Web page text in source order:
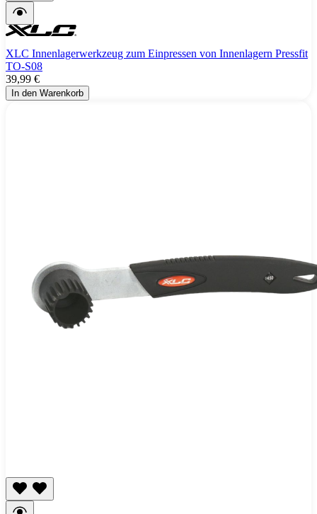
XLC Innenlagerwerkzeug zum Einpressen von Innenlagern Pressfit
TO-S08
39,99 €
In den Warenkorb